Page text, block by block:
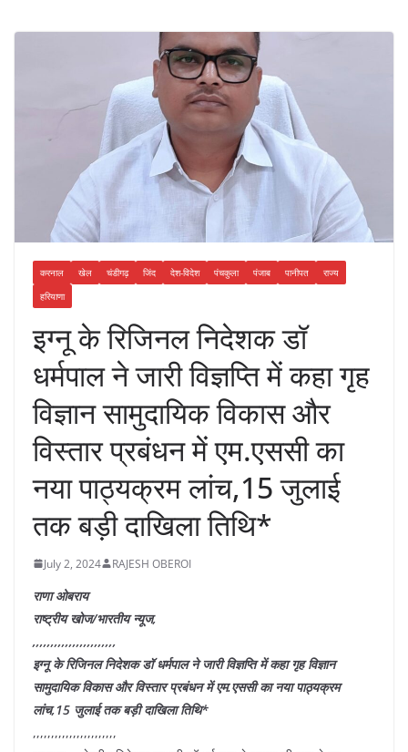
करनाल खेल चंडीगढ़ जिंद देश-विदेश पंचकुला पंजाब पानीपत
राज्य
हरियाणा
इग्नू के रिजिनल निदेशक डॉ
धर्मपाल ने जारी विज्ञप्ति में कहा गृह
विज्ञान सामुदायिक विकास और
विस्तार प्रबंधन में एम.एससी का
नया पाठ्यक्रम लांच,15 जुलाई
तक बड़ी दाखिला तिथि*
July 2, 2024 RAJESH OBEROI
राणा ओबराय
राष्ट्रीय खोज/भारतीय न्यूज,
,,,,,,,,,,,,,,,,,,,,,,,
इग्नू के रिजिनल निदेशक डॉ धर्मपाल ने जारी विज्ञप्ति में कहा गृह विज्ञान
सामुदायिक विकास और विस्तार प्रबंधन में एम.एससी का नया पाठ्यक्रम
लांच,15 जुलाई तक बड़ी दाखिला तिथि*
,,,,,,,,,,,,,,,,,,,,,,,